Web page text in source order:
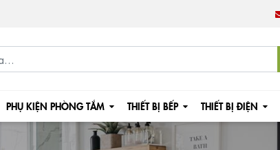
PHỤ KIỆN PHÒNG TẮM THIẾT BỊ BẾP THIẾT BỊ ĐIỆN